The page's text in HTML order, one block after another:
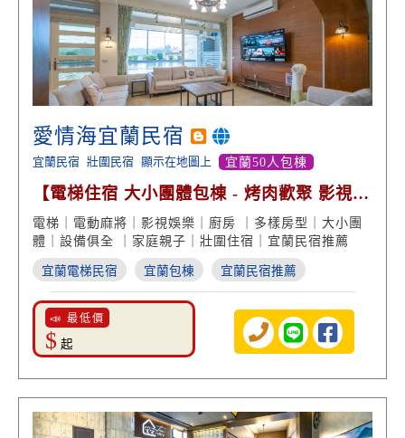
愛情海宜蘭民宿
宜蘭民宿 壯圍民宿 顯示在地圖上 宜蘭50人包棟
【電梯住宿 大小團體包棟 - 烤肉歡聚 影視娛
樂 多樣房型】
電梯｜電動麻將｜影視娛樂｜廚房 ｜多樣房型｜大小團
體｜設備俱全 ｜家庭親子｜壯圍住宿｜宜蘭民宿推薦
宜蘭電梯民宿 宜蘭包棟 宜蘭民宿推薦
📣 最低價
$ 起